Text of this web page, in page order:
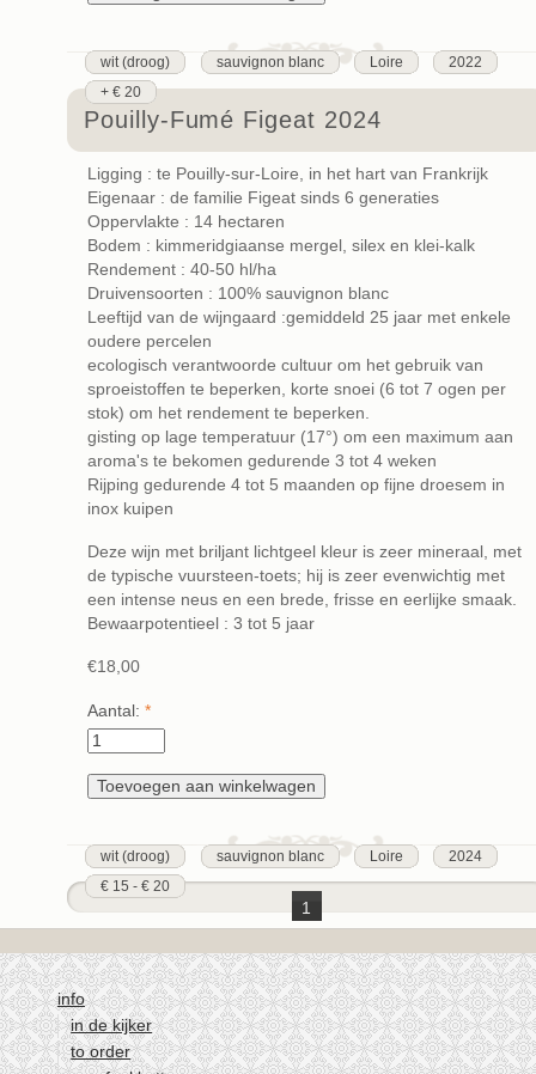
wit (droog) sauvignon blanc Loire
2022
+ € 20
Pouilly-Fumé Figeat 2024
Ligging : te Pouilly-sur-Loire, in het hart van Frankrijk
Eigenaar : de familie Figeat sinds 6 generaties
Oppervlakte : 14 hectaren
Bodem : kimmeridgiaanse mergel, silex en klei-kalk
Rendement : 40-50 hl/ha
Druivensoorten : 100% sauvignon blanc
Leeftijd van de wijngaard :gemiddeld 25 jaar met enkele
oudere percelen
ecologisch verantwoorde cultuur om het gebruik van
sproeistoffen te beperken, korte snoei (6 tot 7 ogen per
stok) om het rendement te beperken.
gisting op lage temperatuur (17°) om een maximum aan
aroma's te bekomen gedurende 3 tot 4 weken
Rijping gedurende 4 tot 5 maanden op fijne droesem in
inox kuipen
Deze wijn met briljant lichtgeel kleur is zeer mineraal, met
de typische vuursteen-toets; hij is zeer evenwichtig met
een intense neus en een brede, frisse en eerlijke smaak.
Bewaarpotentieel : 3 tot 5 jaar
€18,00
Aantal: *
wit (droog) sauvignon blanc Loire
2024
€ 15 - € 20
1
volgende ›
laatste »
info
in de kijker
to order